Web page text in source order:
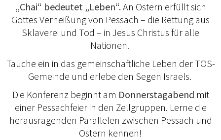
„Chai“ bedeutet „Leben“.An Ostern erfüllt sich
Gottes Verheißung von Pessach – die Rettung aus
Sklaverei und Tod – in Jesus Christus für alle
Nationen.
Tauche ein in das gemeinschaftliche Leben der TOS-
Gemeinde und erlebe den Segen Israels.
Die Konferenz beginnt am Donnerstagabend mit
einer Pessachfeier in den Zellgruppen. Lerne die
herausragenden Parallelen zwischen Pessach und
Ostern kennen!